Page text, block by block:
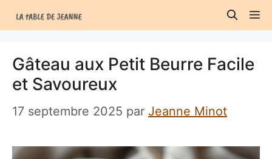
au
Gâteau aux Petit Beurre Facile
et Savoureux
17 septembre 2025 par Jeanne Minot